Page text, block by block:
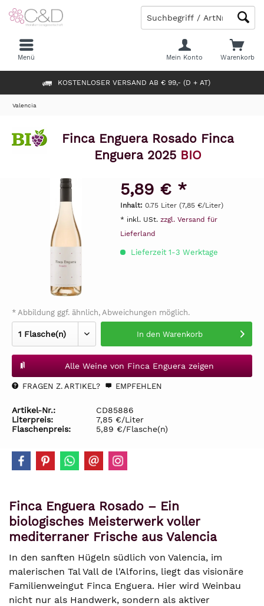
KOSTENLOSER VERSAND AB € 99,- (D + AT)
Warenkorb
Mein Konto
Menü
Valencia
Finca Enguera Rosado Finca
Enguera 2025 BIO
5,89 € *
Inhalt: 0.75 Liter (7,85 €/Liter)
* inkl. USt. zzgl. Versand für
Lieferland
Lieferzeit 1-3 Werktage
* Abbildung ggf. ähnlich, Abweichungen möglich.
In den Warenkorb
Alle Weine von Finca Enguera zeigen
FRAGEN Z. ARTIKEL? EMPFEHLEN
Artikel-Nr.:
CD85886
Literpreis:
7,85 €/Liter
Flaschenpreis:
5,89 €/Flasche(n)
Finca Enguera Rosado – Ein
biologisches Meisterwerk voller
mediterraner Frische aus Valencia
In den sanften Hügeln südlich von Valencia, im
malerischen Tal Vall de l'Alforins, liegt das visionäre
Familienweingut Finca Enguera. Hier wird Weinbau
nicht nur als Handwerk, sondern als aktiver